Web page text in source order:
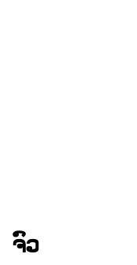
ຈົວ